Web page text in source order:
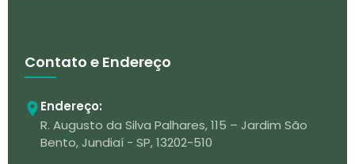
Contato e Endereço
Endereço:
R. Augusto da Silva Palhares, 115 – Jardim São
Bento, Jundiaí - SP, 13202-510